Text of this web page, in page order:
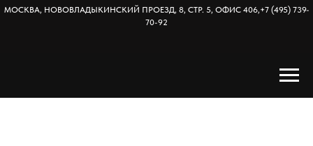
МОСКВА, НОВОВЛАДЫКИНСКИЙ ПРОЕЗД, 8, СТР. 5, ОФИС 406,+7 (495) 739-
70-92